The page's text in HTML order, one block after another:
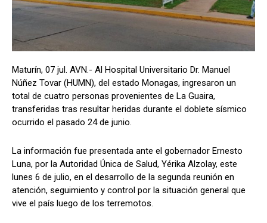
Maturín, 07 jul. AVN.- Al Hospital Universitario Dr. Manuel
Núñez Tovar (HUMN), del estado Monagas, ingresaron un
total de cuatro personas provenientes de La Guaira,
transferidas tras resultar heridas durante el doblete sísmico
ocurrido el pasado 24 de junio.
La información fue presentada ante el gobernador Ernesto
Luna, por la Autoridad Única de Salud, Yérika Alzolay, este
lunes 6 de julio, en el desarrollo de la segunda reunión en
atención, seguimiento y control por la situación general que
vive el país luego de los terremotos.